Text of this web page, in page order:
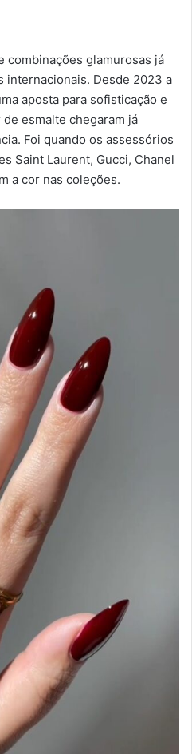
combinações glamurosas já
internacionais. Desde 2023 a
aposta para sofisticação e
esmalte chegaram já
Foi quando os assessórios
Saint Laurent, Gucci, Chanel
a cor nas coleções.